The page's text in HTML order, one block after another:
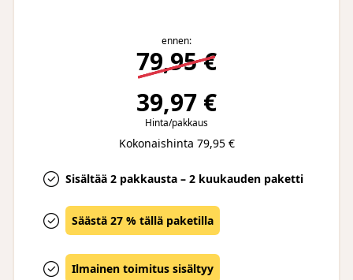
ennen:
79,95 €
39,97 €
Hinta/pakkaus
Kokonaishinta 79,95 €
Sisältää 2 pakkausta – 2 kuukauden paketti
Säästä 27 % tällä paketilla
Ilmainen toimitus sisältyy